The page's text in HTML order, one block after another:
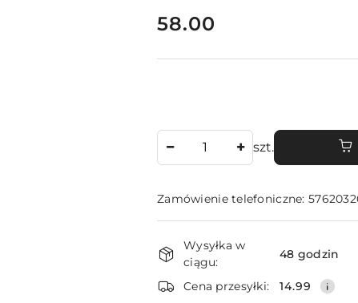
cena:
58.00
szt.
Zamówienie telefoniczne:
Dostępność
i
dostawa
Wysyłka w
ciągu:
48 godzin
Cena przesyłki: 14.99